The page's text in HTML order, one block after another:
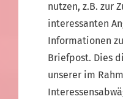
nutzen, z.B. zur
interessanten
Informationen
Briefpost. Dies
unserer im